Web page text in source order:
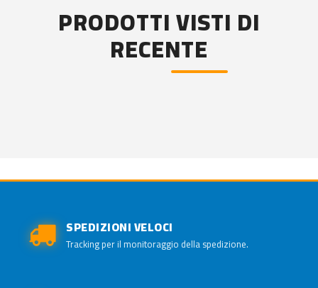
PRODOTTI VISTI DI
RECENTE
SPEDIZIONI VELOCI
Tracking per il monitoraggio della spedizione.